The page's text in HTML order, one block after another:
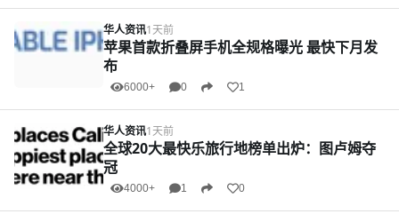
华人资讯1天前
苹果首款折叠屏手机全规格曝光 最快下月发
布
6000+ 0 1
华人资讯1天前
全球20大最快乐旅行地榜单出炉：图卢姆夺
冠
4000+ 1 0